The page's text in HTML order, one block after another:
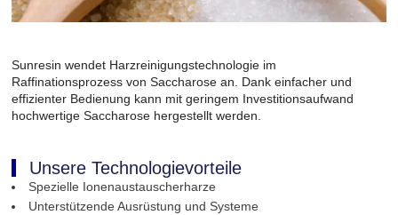
Sunresin wendet Harzreinigungstechnologie im
Raffinationsprozess von Saccharose an. Dank einfacher und
effizienter Bedienung kann mit geringem Investitionsaufwand
hochwertige Saccharose hergestellt werden.
Unsere Technologievorteile
Spezielle Ionenaustauscherharze
Unterstützende Ausrüstung und Systeme